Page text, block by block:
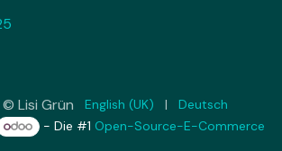
Lisi Grün English (UK) |
Deutsch
- Die #1 Open-Source-E-Commerce